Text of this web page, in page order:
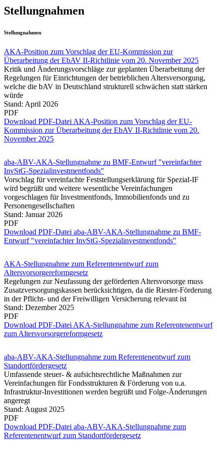
Stellungnahmen
Stellungnahmen
AKA-Position zum Vorschlag der EU-Kommission zur
Überarbeitung der EbAV II-Richtlinie vom 20. November 2025
Kritik und Änderungsvorschläge zur geplanten Überarbeitung der
Regelungen für Einrichtungen der betrieblichen Altersversorgung,
welche die bAV in Deutschland strukturell schwächen statt stärken
würde
Stand: April 2026
PDF
Download PDF-Datei AKA-Position zum Vorschlag der EU-
Kommission zur Überarbeitung der EbAV II-Richtlinie vom 20.
November 2025
aba-ABV-AKA-Stellungnahme zu BMF-Entwurf "vereinfachter
InvStG-Spezialinvestmentfonds"
Vorschlag für vereinfachte Feststellungserklärung für Spezial-IF
wird begrüßt und weitere wesentliche Vereinfachungen
vorgeschlagen für Investmentfonds, Immobilienfonds und zu
Personengesellschaften
Stand: Januar 2026
PDF
Download PDF-Datei aba-ABV-AKA-Stellungnahme zu BMF-
Entwurf "vereinfachter InvStG-Spezialinvestmentfonds"
AKA-Stellungnahme zum Referentenentwurf zum
Altersvorsorgereformgesetz
Regelungen zur Neufassung der geförderten Altersvorsorge muss
Zusatzversorgungskassen berücksichtigen, da die Riester-Förderung
in der Pflicht- und der Freiwilligen Versicherung relevant ist
Stand: Dezember 2025
PDF
Download PDF-Datei AKA-Stellungnahme zum Referentenentwurf
zum Altersvorsorgereformgesetz
aba-ABV-AKA-Stellungnahme zum Referentenentwurf zum
Standortfördergesetz
Umfassende steuer- & aufsichtsrechtliche Maßnahmen zur
Vereinfachungen für Fondsstrukturen & Förderung von u.a.
Infrastruktur-Investitionen werden begrüßt und Folge-Änderungen
angeregt
Stand: August 2025
PDF
Download PDF-Datei aba-ABV-AKA-Stellungnahme zum
Referentenentwurf zum Standortfördergesetz